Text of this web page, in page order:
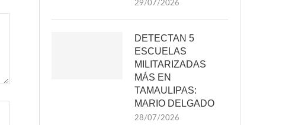
29/07/2026
DETECTAN 5
ESCUELAS
MILITARIZADAS
MÁS EN
TAMAULIPAS:
MARIO DELGADO
28/07/2026